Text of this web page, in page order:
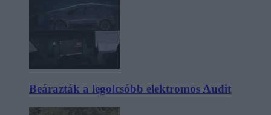
Beárazták a legolcsóbb elektromos Audit